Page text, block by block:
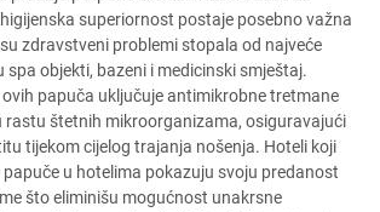
superiornost postaje posebno važna
zdravstveni problemi stopala od najveće
spa objekti, bazeni i medicinski smještaj.
papuča uključuje antimikrobne tretmane
rastu štetnih mikroorganizama, osiguravajući
tijekom cijelog trajanja nošenja. Hoteli koji
u hotelima pokazuju svoju predanost
što eliminišu mogućnost unakrsne